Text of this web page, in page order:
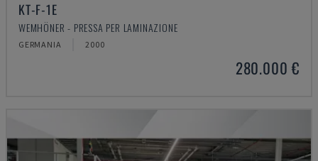
KT-F-1E
WEMHÖNER - PRESSA PER LAMINAZIONE
GERMANIA 2000
280.000 €